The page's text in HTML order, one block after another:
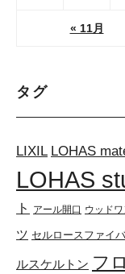
« 11月
タグ
LIXIL LOHAS
LOHAS
ト
アール開口 ウッドワ
ツ セルロースファイ
ルスケルトン フ